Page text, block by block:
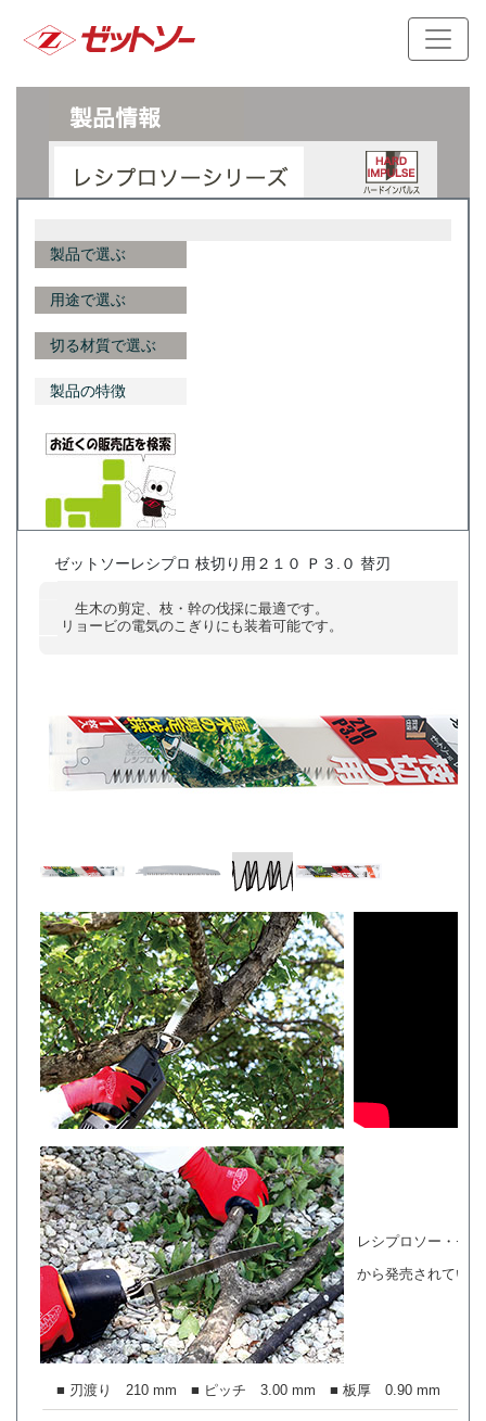
製品で選ぶ
用途で選ぶ
切る材質で選ぶ
製品の特徴
ゼットソーレシプロ 枝切り用２１０ Ｐ３.０ 替刃
生木の剪定、枝・幹の伐採に最適です。
リョービの電気のこぎりにも装着可能です。
レシプロソー・セ
から発売されてい
■ 刃渡り 210 mm ■ ピッチ 3.00 mm ■ 板厚 0.90 mm